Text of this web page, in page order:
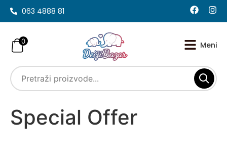
063 4888 81
0
Special Offer